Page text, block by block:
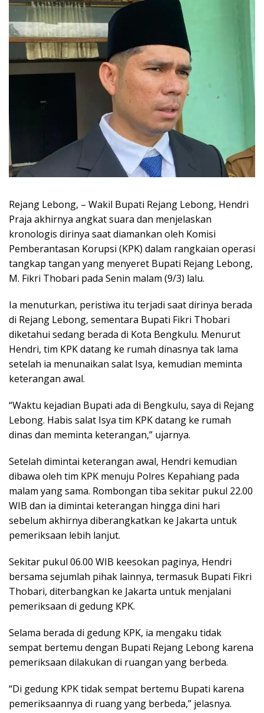
Rejang Lebong, – Wakil Bupati Rejang Lebong, Hendri
Praja akhirnya angkat suara dan menjelaskan
kronologis dirinya saat diamankan oleh Komisi
Pemberantasan Korupsi (KPK) dalam rangkaian operasi
tangkap tangan yang menyeret Bupati Rejang Lebong,
M. Fikri Thobari pada Senin malam (9/3) lalu.
Ia menuturkan, peristiwa itu terjadi saat dirinya berada
di Rejang Lebong, sementara Bupati Fikri Thobari
diketahui sedang berada di Kota Bengkulu. Menurut
Hendri, tim KPK datang ke rumah dinasnya tak lama
setelah ia menunaikan salat Isya, kemudian meminta
keterangan awal.
“Waktu kejadian Bupati ada di Bengkulu, saya di Rejang
Lebong. Habis salat Isya tim KPK datang ke rumah
dinas dan meminta keterangan,” ujarnya.
Setelah dimintai keterangan awal, Hendri kemudian
dibawa oleh tim KPK menuju Polres Kepahiang pada
malam yang sama. Rombongan tiba sekitar pukul 22.00
WIB dan ia dimintai keterangan hingga dini hari
sebelum akhirnya diberangkatkan ke Jakarta untuk
pemeriksaan lebih lanjut.
Sekitar pukul 06.00 WIB keesokan paginya, Hendri
bersama sejumlah pihak lainnya, termasuk Bupati Fikri
Thobari, diterbangkan ke Jakarta untuk menjalani
pemeriksaan di gedung KPK.
Selama berada di gedung KPK, ia mengaku tidak
sempat bertemu dengan Bupati Rejang Lebong karena
pemeriksaan dilakukan di ruangan yang berbeda.
“Di gedung KPK tidak sempat bertemu Bupati karena
pemeriksaannya di ruang yang berbeda,” jelasnya.